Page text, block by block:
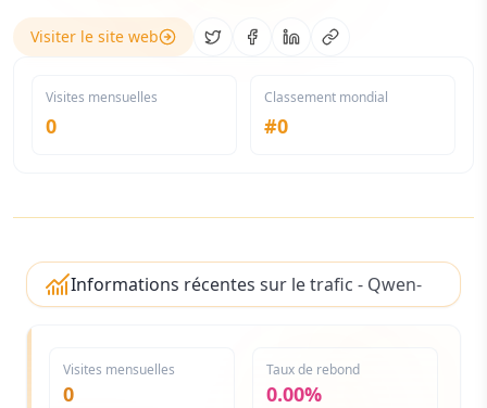
Visiter le site web Share on Twitter
Share on Facebook
Share on LinkedIn
Copy link
Visites mensuelles
0
Classement mondial
#0
Informations récentes sur le trafic - Qwen-
Image-2512
Visites mensuelles
0
Taux de rebond
0.00%